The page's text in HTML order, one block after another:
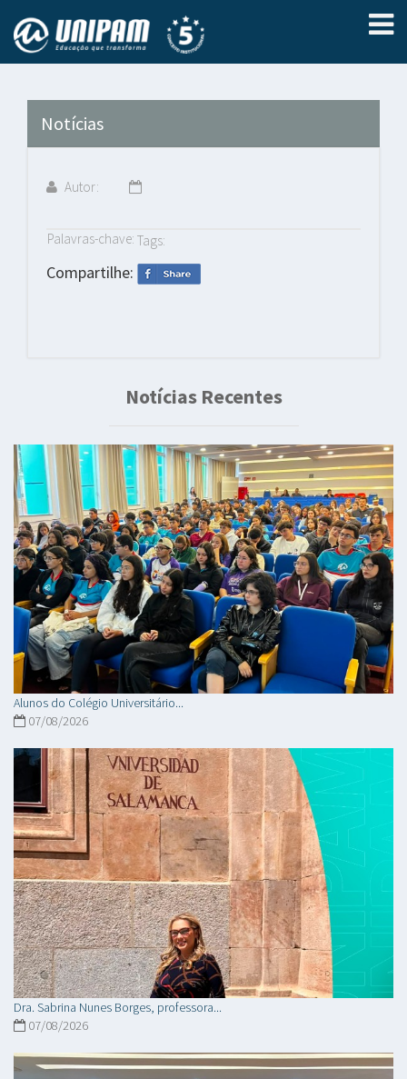
Notícias
Autor:
Palavras-chave: Tags:
Compartilhe:
Notícias Recentes
Alunos do Colégio Universitário...
07/08/2026
Dra. Sabrina Nunes Borges, professora...
07/08/2026